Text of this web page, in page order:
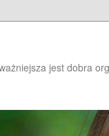
jest dobra